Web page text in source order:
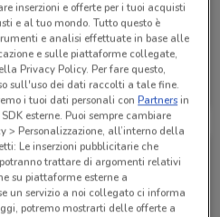
942 m
inserzioni e offerte per i tuoi acquisti
e al tuo mondo. Tutto questo è
e analisi effettuate in base alle
e sulle piattaforme collegate,
Privacy Policy. Per fare questo,
sull'uso dei dati raccolti a tale fine.
i tuoi dati personali conPartnersin
esterne. Puoi sempre cambiare
> Personalizzazione, all’interno della
Le inserzioni pubblicitarie che
trattare di argomenti relativi
su piattaforme esterne a
un servizio a noi collegato ci informa
potremo mostrarti delle offerte a